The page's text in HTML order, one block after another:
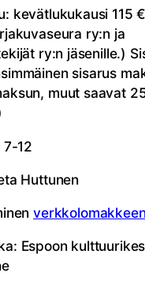
kevätlukukausi 115
ry:n ja
ry:n jäsenille.)
sisarus
muut saavat
7-12
Huttunen
Espoon